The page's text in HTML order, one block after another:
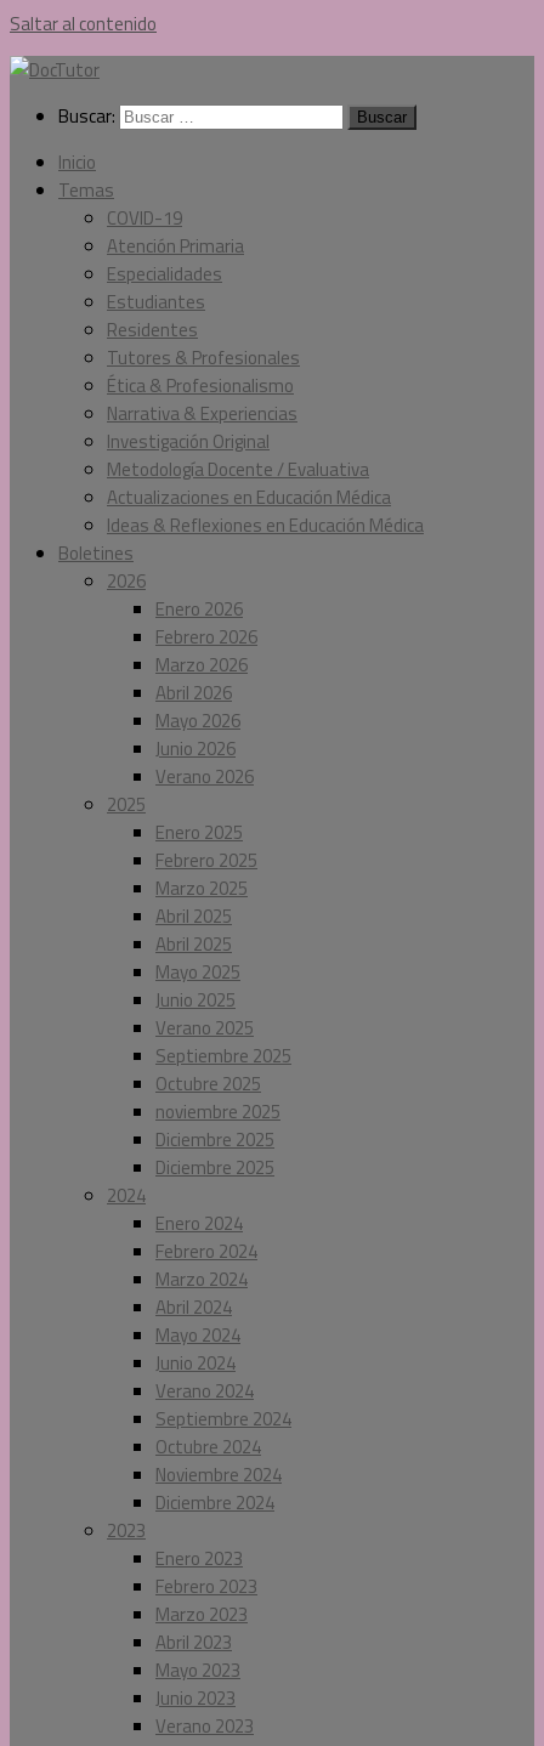
Saltar al contenido
Buscar:
Inicio
Temas
COVID-19
Atención Primaria
Especialidades
Estudiantes
Residentes
Tutores & Profesionales
Ética & Profesionalismo
Narrativa & Experiencias
Investigación Original
Metodología Docente / Evaluativa
Actualizaciones en Educación Médica
Ideas & Reflexiones en Educación Médica
Boletines
2026
Enero 2026
Febrero 2026
Marzo 2026
Abril 2026
Mayo 2026
Junio 2026
Verano 2026
2025
Enero 2025
Febrero 2025
Marzo 2025
Abril 2025
Abril 2025
Mayo 2025
Junio 2025
Verano 2025
Septiembre 2025
Octubre 2025
noviembre 2025
Diciembre 2025
Diciembre 2025
2024
Enero 2024
Febrero 2024
Marzo 2024
Abril 2024
Mayo 2024
Junio 2024
Verano 2024
Septiembre 2024
Octubre 2024
Noviembre 2024
Diciembre 2024
2023
Enero 2023
Febrero 2023
Marzo 2023
Abril 2023
Mayo 2023
Junio 2023
Verano 2023